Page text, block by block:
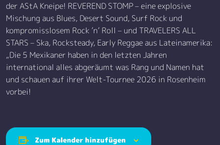
der AStA Kneipe! REVEREND STOMP – eine explosive
Mischung aus Blues, Desert Sound, Surf Rock und
kompromisslosem Rock ’n’ Roll – und TRAVELERS ALL
STARS – Ska, Rocksteady, Early Reggae aus Lateinamerika:
„Die 5 Mexikaner haben in den letzten Jahren
international alles abgeräumt was Rang und Namen hat
und schauen auf ihrer Welt-Tournee 2026 in Rosenheim
vorbei!
Zum Kalender hinzufügen